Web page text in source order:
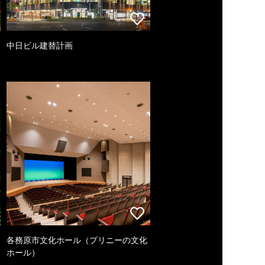
中日ビル建替計画
各務原市文化ホール（プリニーの文化
ホール）